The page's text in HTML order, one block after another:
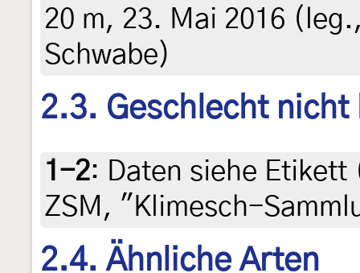
20 m, 23. Mai 2016
Schwabe)
2.3. Geschlecht nicht
1-2: Daten siehe
ZSM, "Klimesch-
2.4. Ähnliche Arten